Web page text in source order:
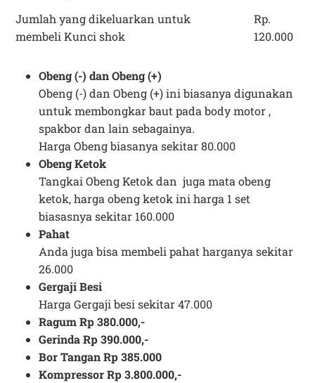
Jumlah yang dikeluarkan untuk
membeli Kunci shok
Rp.
120.000
Obeng (-) dan Obeng (+)
Obeng (-) dan Obeng (+) ini biasanya digunakan
untuk membongkar baut pada body motor ,
spakbor dan lain sebagainya.
Harga Obeng biasanya sekitar 80.000
Obeng Ketok
Tangkai Obeng Ketok dan juga mata obeng
ketok, harga obeng ketok ini harga 1 set
biasasnya sekitar 160.000
Pahat
Anda juga bisa membeli pahat harganya sekitar
26.000
Gergaji Besi
Harga Gergaji besi sekitar 47.000
Ragum Rp 380.000,-
Gerinda Rp 390.000,-
Bor Tangan Rp 385.000
Kompressor Rp 3.800.000,-